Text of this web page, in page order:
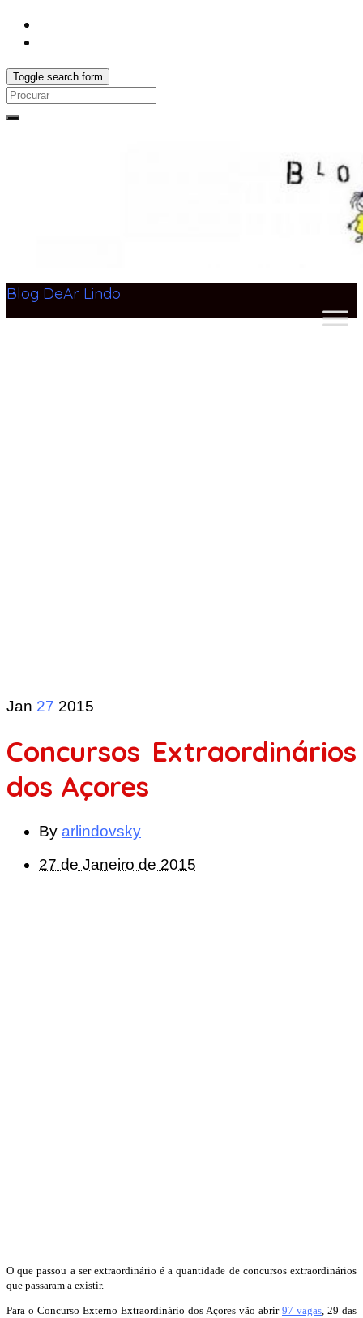
Toggle search form
Search
Blog DeAr Lindo
Jan 27 2015
Concursos Extraordinários
dos Açores
By arlindovsky
27 de Janeiro de 2015
O que passou a ser extraordinário é a quantidade de concursos extraordinários
que passaram a existir.
Para o Concurso Externo Extraordinário dos Açores vão abrir 97 vagas, 29 das